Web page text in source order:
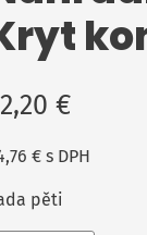
€
€ s DPH
pěti